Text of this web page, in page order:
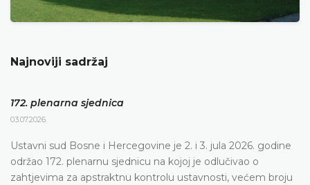
Najnoviji sadržaj
172. plenarna sjednica
03.07.2026.
Ustavni sud Bosne i Hercegovine je 2. i 3. jula 2026. godine
održao 172. plenarnu sjednicu na kojoj je odlučivao o
zahtjevima za apstraktnu kontrolu ustavnosti, većem broju